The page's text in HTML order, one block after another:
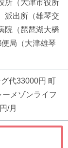
所（大津市役所
派出所（雄琴交
院（琵琶湖大橋
局（大津雄琴
代33000円 町
メゾンライフ
/月